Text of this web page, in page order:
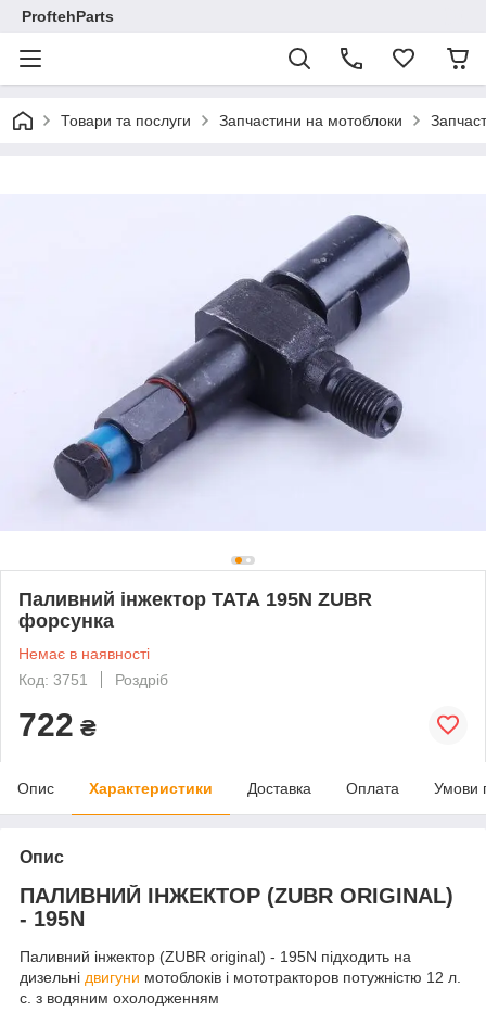
ProftehParts
Товари та послуги Запчастини на мотоблоки
Паливний інжектор ТАТА 195N ZUBR
форсунка
Немає в наявності
Код: 3751
Роздріб
722 ₴
Опис Характеристики Доставка Оплата Умови
Опис
ПАЛИВНИЙ ІНЖЕКТОР (ZUBR ORIGINAL)
- 195N
Паливний інжектор (ZUBR original) - 195N підходить на
дизельні двигуни мотоблоків і мототракторов потужністю 12 л.
с. з водяним охолодженням